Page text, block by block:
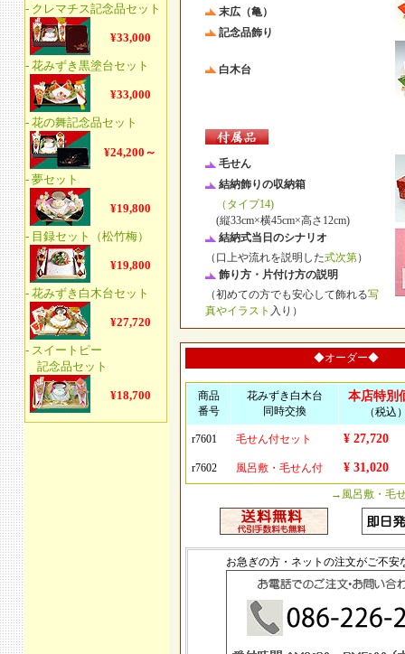
末広（亀）
記念品飾り
白木台
毛せん
結納飾りの収納箱
（タイプ14)
(縦33cm×横45cm×高さ12cm)
結納式当日のシナリオ
（口上や流れを説明した式次第）
飾り方・片付け方の説明
（初めての方でも安心して飾れる写
真やイラスト 入り）
◆オーダー◆
商品
番号
花みずき白木台
同時交換
本店特別
（税込
r7601 毛せん付セット ¥ 27,720
r7602 風呂敷・毛せん付 ¥ 31,020
→風呂敷・毛
お急ぎの方・ネットの注文がご不安